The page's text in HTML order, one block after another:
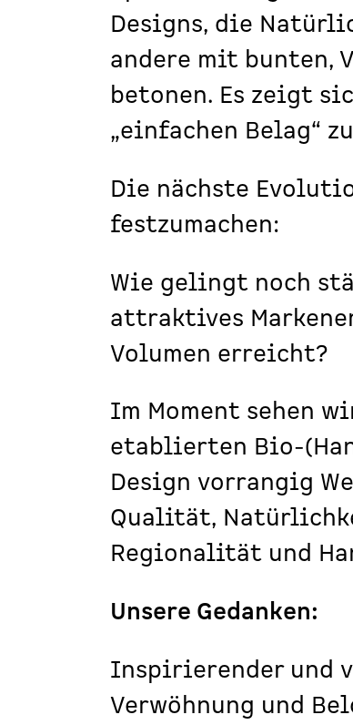
Designs, die
andere mit bunten,
betonen. Es zeigt
„einfachen Belag“
Die nächste
festzumachen:
Wie gelingt noch
attraktives
Volumen erreicht?
Im Moment sehen
etablierten Bio-
Design vorrangig
Qualität,
Regionalität und
Unsere Gedanken:
Inspirierender und
Verwöhnung und